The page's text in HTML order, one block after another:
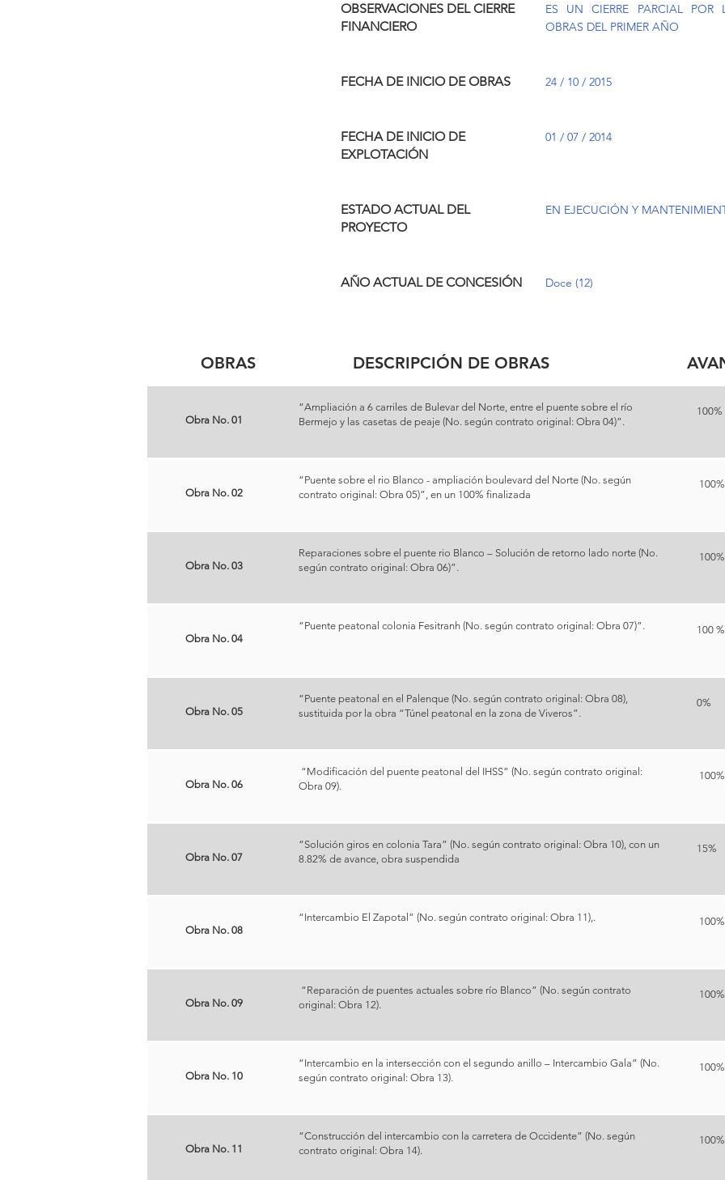
OBSERVACIONES DEL CIERRE
FINANCIERO
ES UN CIERRE PARCIAL POR
OBRAS DEL PRIMER AÑO
FECHA DE INICIO DE OBRAS 24 / 10 / 2015
FECHA DE INICIO DE
EXPLOTACIÓN
01 / 07 / 2014
ESTADO ACTUAL DEL
PROYECTO
EN EJECUCIÓN Y
AÑO ACTUAL DE CONCESIÓN Doce (12)
OBRAS DESCRIPCIÓN DE OBRAS
Obra No. 01
“Ampliación a 6 carriles de Bulevar del Norte, entre el puente sobre el río
Bermejo y las casetas de peaje (No. según contrato original: Obra 04)”.
100%
Obra No. 02
“Puente sobre el rio Blanco - ampliación boulevard del Norte (No. según
contrato original: Obra 05)”, en un 100% finalizada
100%
Obra No. 03
Reparaciones sobre el puente rio Blanco – Solución de retorno lado norte (No.
según contrato original: Obra 06)”.
100%
Obra No. 04
“Puente peatonal colonia Fesitranh (No. según contrato original: Obra 07)”. 100 %
Obra No. 05
“Puente peatonal en el Palenque (No. según contrato original: Obra 08),
sustituida por la obra “Túnel peatonal en la zona de Viveros”.
0%
Obra No. 06
“Modificación del puente peatonal del IHSS” (No. según contrato original:
Obra 09).
100%
Obra No. 07
“Solución giros en colonia Tara” (No. según contrato original: Obra 10), con un
8.82% de avance, obra suspendida
15%
Obra No. 08
“Intercambio El Zapotal” (No. según contrato original: Obra 11),. 100%
Obra No. 09
“Reparación de puentes actuales sobre río Blanco” (No. según contrato
original: Obra 12).
100%
Obra No. 10
“Intercambio en la intersección con el segundo anillo – Intercambio Gala” (No.
según contrato original: Obra 13).
100%
Obra No. 11
“Construcción del intercambio con la carretera de Occidente” (No. según
contrato original: Obra 14).
100%